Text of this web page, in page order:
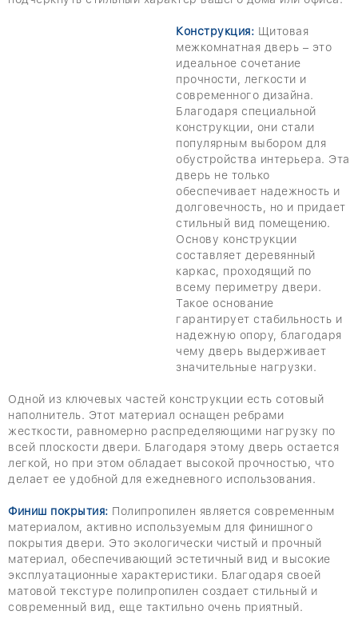
Конструкция: Щитовая
межкомнатная дверь – это
идеальное сочетание
прочности, легкости и
современного дизайна.
Благодаря специальной
конструкции, они стали
популярным выбором для
обустройства интерьера. Эта
дверь не только
обеспечивает надежность и
долговечность, но и придает
стильный вид помещению.
Основу конструкции
составляет деревянный
каркас, проходящий по
всему периметру двери.
Такое основание
гарантирует стабильность и
надежную опору, благодаря
чему дверь выдерживает
значительные нагрузки.
Одной из ключевых частей конструкции есть сотовый
наполнитель. Этот материал оснащен ребрами
жесткости, равномерно распределяющими нагрузку по
всей плоскости двери. Благодаря этому дверь остается
легкой, но при этом обладает высокой прочностью, что
делает ее удобной для ежедневного использования.
Финиш покрытия: Полипропилен является современным
материалом, активно используемым для финишного
покрытия двери. Это экологически чистый и прочный
материал, обеспечивающий эстетичный вид и высокие
эксплуатационные характеристики. Благодаря своей
матовой текстуре полипропилен создает стильный и
современный вид, еще тактильно очень приятный.